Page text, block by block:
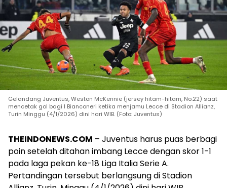
Gelandang Juventus, Weston McKennie (jersey hitam-hitam, No.22) saat
mencetak gol bagi I Bianconeri ketika menjamu Lecce di Stadion Allianz,
Turin Minggu (4/1/2026) dini hari WIB. (Foto: Juventus)
THEINDONEWS.COM – Juventus harus puas berbagi
poin setelah ditahan imbang Lecce dengan skor 1-1
pada laga pekan ke-18 Liga Italia Serie A.
Pertandingan tersebut berlangsung di Stadion